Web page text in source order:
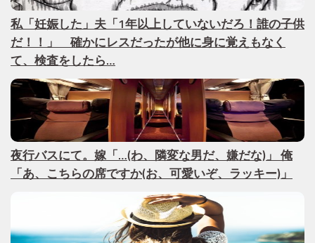
私「妊娠した」夫「1年以上していないだろ！誰の子供
だ！！」 確かにレスだったが他に身に覚えもなく
て、検査をしたら…
夜行バスにて。嫁「…(わ、隣変な男だ、嫌だな)」 俺
「あ、こちらの席ですか(お、可愛いぞ、ラッキー)」